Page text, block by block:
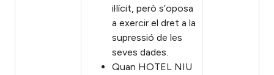
il·lícit, però s’oposa
a exercir el dret a la
supressió de les
seves dades.
Quan HOTEL NIU